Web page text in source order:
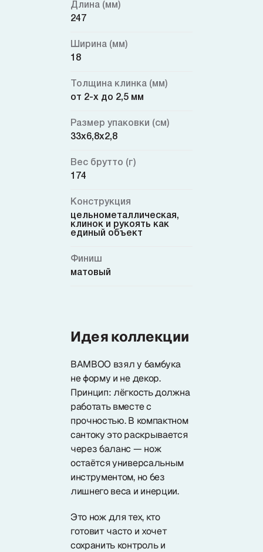
Длина (мм)
247
Ширина (мм)
18
Толщина клинка (мм)
от 2-х до 2,5 мм
Размер упаковки (см)
33x6,8x2,8
Вес брутто (г)
174
Конструкция
цельнометаллическая,
клинок и рукоять как
единый объект
Финиш
матовый
Идея коллекции
BAMBOO взял у бамбука
не форму и не декор.
Принцип: лёгкость должна
работать вместе с
прочностью. В компактном
сантоку это раскрывается
через баланс — нож
остаётся универсальным
инструментом, но без
лишнего веса и инерции.
Это нож для тех, кто
готовит часто и хочет
сохранить контроль и